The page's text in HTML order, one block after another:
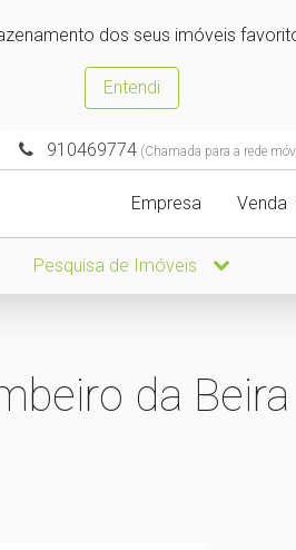
dos seus imóveis
Entendi
910469774(Chamada para a rede
Empresa Venda
Pesquisa de Imóveis
da Beira